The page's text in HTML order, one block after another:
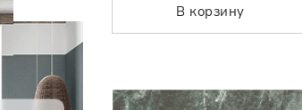
В корзину